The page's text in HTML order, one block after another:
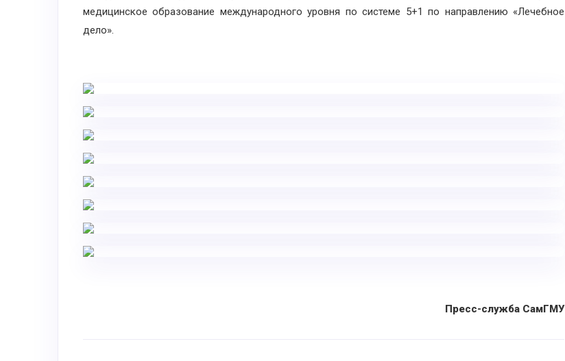
медицинское образование международного уровня по системе 5+1 по направлению «Лечебное
дело».
Пресс-служба СамГМУ